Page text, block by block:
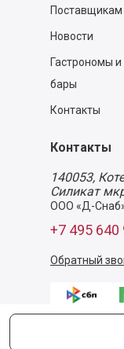
Поставщикам
Новости
Гастрономы
бары
Контакты
Контакты
140053,
Силикат
ООО «Д-
+7 495 640
Обратный